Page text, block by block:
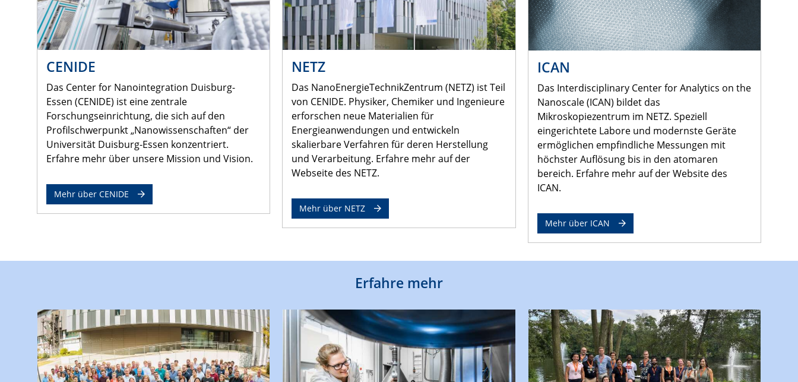
CENIDE
Das Center for Nanointegration Duisburg-
Essen (CENIDE) ist eine zentrale
Forschungseinrichtung, die sich auf den
Profilschwerpunkt „Nanowissenschaften“ der
Universität Duisburg-Essen konzentriert.
Erfahre mehr über unsere Mission und Vision.
Mehr über CENIDE
NETZ
Das NanoEnergieTechnikZentrum (NETZ) ist Teil
von CENIDE. Physiker, Chemiker und Ingenieure
erforschen neue Materialien für
Energieanwendungen und entwickeln
skalierbare Verfahren für deren Herstellung
und Verarbeitung. Erfahre mehr auf der
Webseite des NETZ.
Mehr über NETZ
ICAN
Das Interdisciplinary Center for Analytics on the
Nanoscale (ICAN) bildet das
Mikroskopiezentrum im NETZ. Speziell
eingerichtete Labore und modernste Geräte
ermöglichen empfindliche Messungen mit
höchster Auflösung bis in den atomaren
bereich. Erfahre mehr auf der Website des
ICAN.
Mehr über ICAN
Erfahre mehr